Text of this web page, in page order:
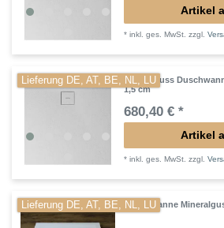
Artikel
*inkl. ges. MwSt. zzgl.
Lieferung DE, AT, BE, NL, LU
Mineralguss
1,5 cm
680,40 € *
Artikel
*inkl. ges. MwSt. zzgl.
Lieferung DE, AT, BE, NL, LU
Duschwanne